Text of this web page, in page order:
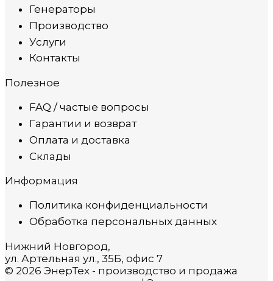
Генераторы
Производство
Услуги
Контакты
Полезное
FAQ / частые вопросы
Гарантии и возврат
Оплата и доставка
Склады
Информация
Политика конфиденциальности
Обработка персональных данных
Нижний Новгород,
ул. Артельная ул., 35Б, офис 7
© 2026 ЭнерТех - производство и продажа